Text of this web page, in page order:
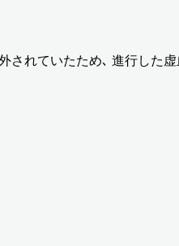
れていたため､ 進行した